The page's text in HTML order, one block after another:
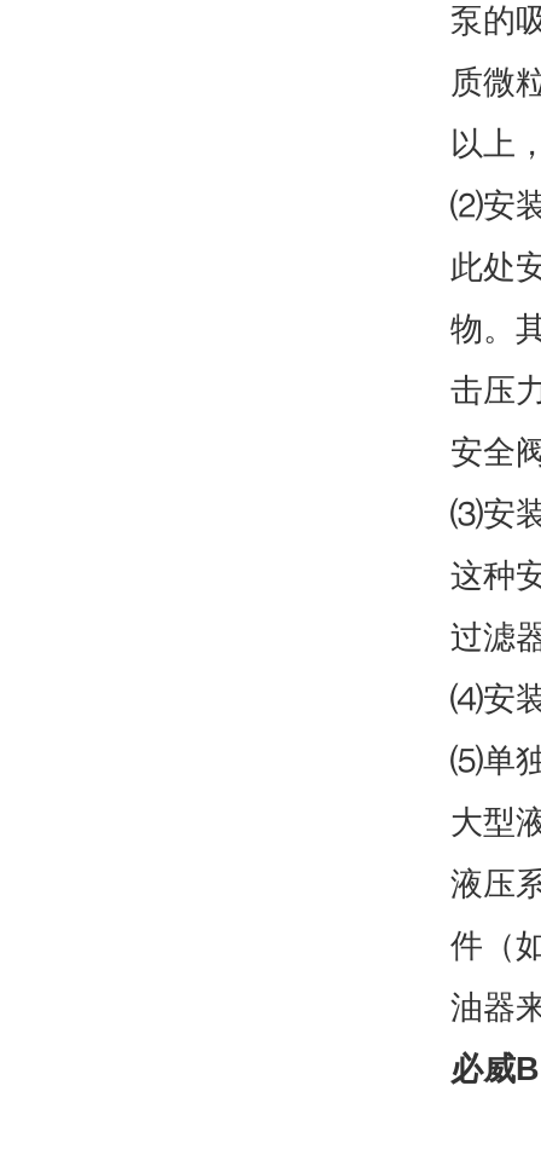
泵的
质微
以上
⑵安
此处
物。
击压
安全
⑶安
这种
过滤
⑷安
⑸单
大型
液压
件（
油器
必威